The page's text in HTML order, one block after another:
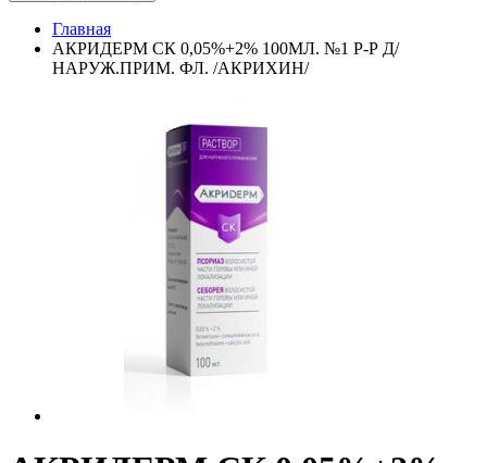
Главная
АКРИДЕРМ СК 0,05%+2% 100МЛ. №1 Р-Р Д/
НАРУЖ.ПРИМ. ФЛ. /АКРИХИН/